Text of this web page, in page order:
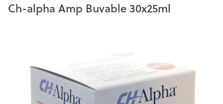
Ch-alpha Amp Buvable 30x25ml